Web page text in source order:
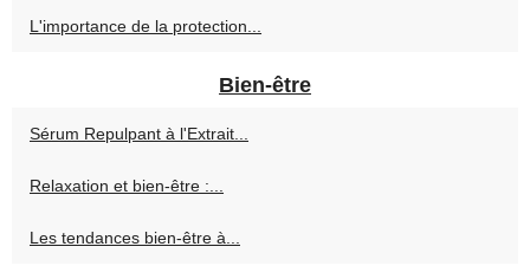
L'importance de la protection...
Bien-être
Sérum Repulpant à l'Extrait...
Relaxation et bien-être :...
Les tendances bien-être à...